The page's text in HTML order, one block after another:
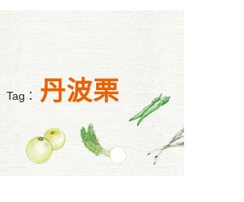
Tag： 丹波栗